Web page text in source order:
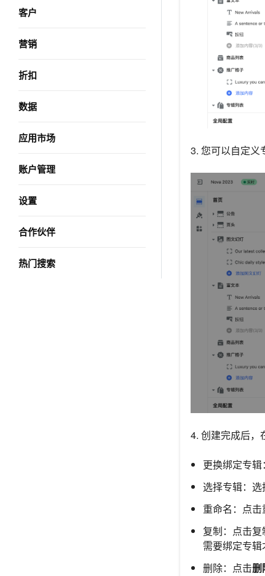
客户
营销
折扣
数据
应用市场
账户管理
设置
合作伙伴
热门搜索
3. 您可以自定义
4. 创建完成后，
更换绑定专
选择专辑：选
重命名：点
复制：点击
需要绑定专辑
删除：点击删